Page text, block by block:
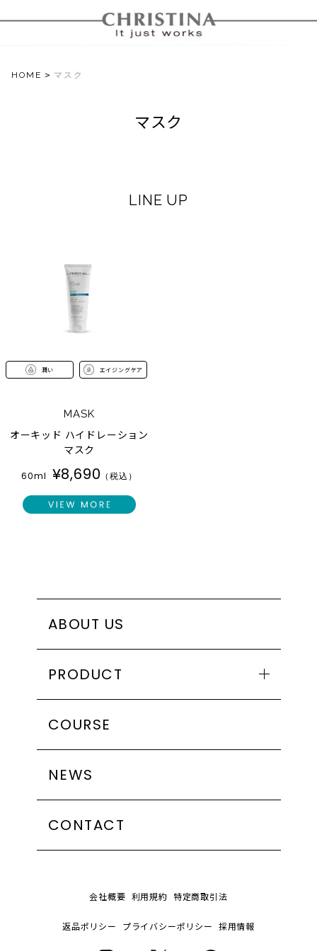
HOME > マスク
マスク
LINE UP
潤い エイジングケア
MASK
オーキッド ハイドレーション
マスク
60ml ¥8,690 （税込）
ABOUT US
PRODUCT
シリーズで探す
HYDRA
GLOW
NUTRIENT
製品カテゴリーで探す
クレンジング
COURSE
NEWS
CONTACT
会社概要 利用規約 特定商取引法
返品ポリシー プライバシーポリシー 採用情報